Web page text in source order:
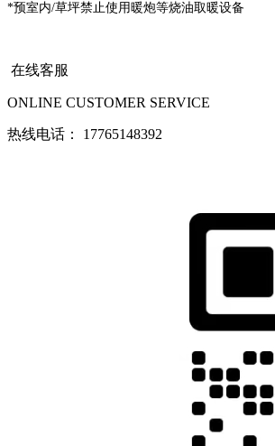
*预室内/草坪禁止使用暖炮等烧油取暖设备
在线客服
ONLINE CUSTOMER SERVICE
热线电话： 17765148392